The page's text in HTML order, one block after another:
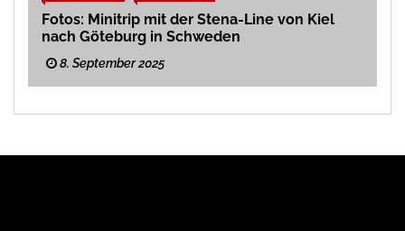
Fotos: Minitrip mit der Stena-Line von Kiel
nach Göteburg in Schweden
8. September 2025